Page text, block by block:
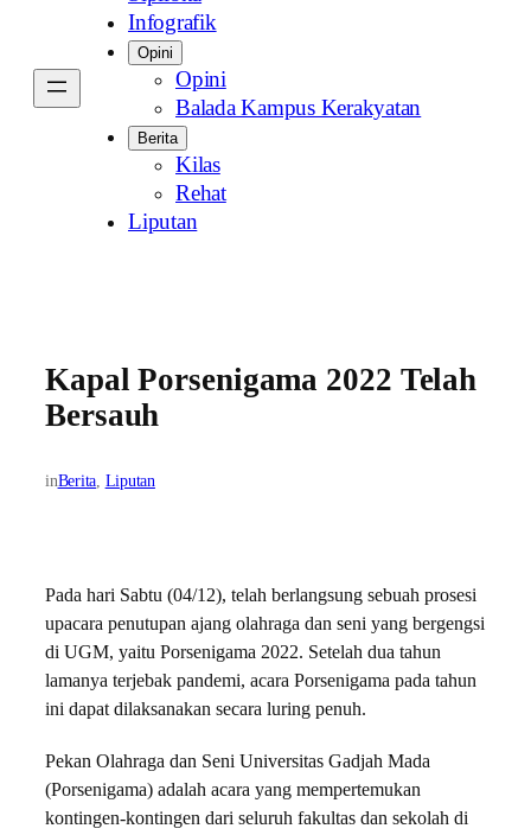
Infografik
Opini
Opini
Balada Kampus Kerakyatan
Berita
Kilas
Rehat
Liputan
Kapal Porsenigama 2022 Telah
Bersauh
inBerita, Liputan
Pada hari Sabtu (04/12), telah berlangsung sebuah prosesi
upacara penutupan ajang olahraga dan seni yang bergengsi
di UGM, yaitu Porsenigama 2022. Setelah dua tahun
lamanya terjebak pandemi, acara Porsenigama pada tahun
ini dapat dilaksanakan secara luring penuh.
Pekan Olahraga dan Seni Universitas Gadjah Mada
(Porsenigama) adalah acara yang mempertemukan
kontingen-kontingen dari seluruh fakultas dan sekolah di